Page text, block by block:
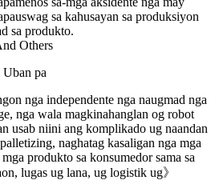
sa kahusayan sa produksiyon
sa produkto.
pa
nga independente nga naugmad nga
nga wala magkinahanglan og robot
usab niini ang komplikado ug naandan
naghatag kasaligan nga mga
produkto sa konsumedor sama sa
lugas ug lana, ug logistik ug》